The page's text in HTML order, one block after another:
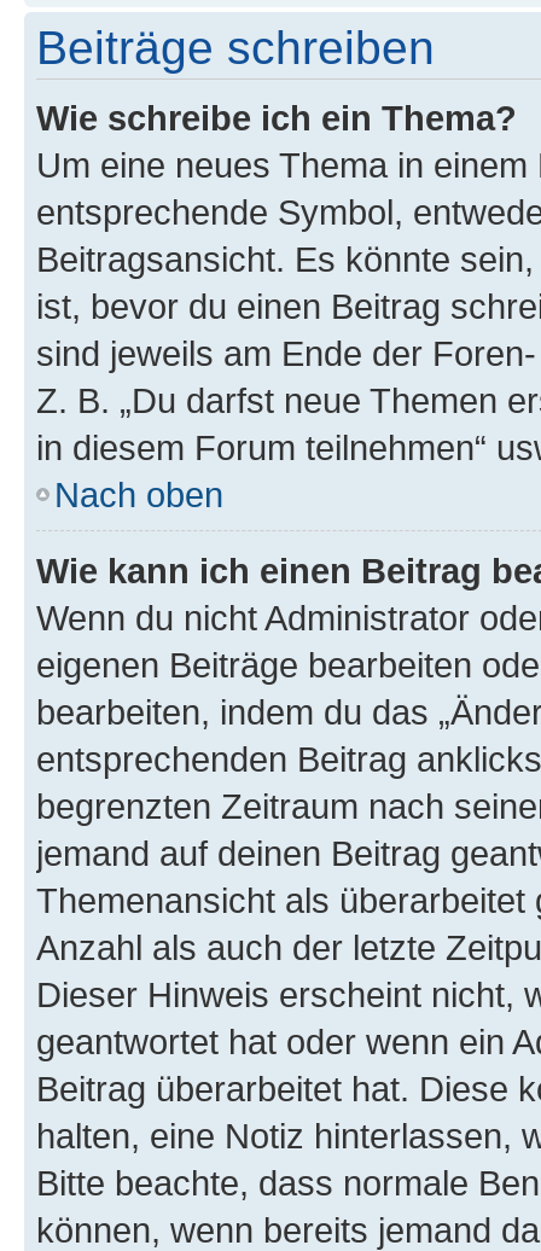
Beiträge schreiben
Wie schreibe ich ein Thema?
Um eine neues Thema in
entsprechende Symbol,
Beitragsansicht. Es könnte
ist, bevor du einen Beitrag
sind jeweils am Ende der
Z. B. „Du darfst neue Themen
in diesem Forum teilnehmen“
Nach oben
Wie kann ich einen Beitrag
Wenn du nicht Administrator
eigenen Beiträge bearbeiten
bearbeiten, indem du das
entsprechenden Beitrag
begrenzten Zeitraum nach
jemand auf deinen Beitrag
Themenansicht als
Anzahl als auch der letzte
Dieser Hinweis erscheint nicht,
geantwortet hat oder wenn ein
Beitrag überarbeitet hat. Diese
halten, eine Notiz hinterlassen,
Bitte beachte, dass normale
können, wenn bereits jemand